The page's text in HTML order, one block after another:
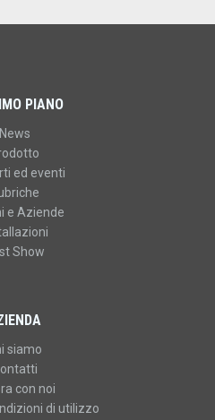
PIANO
News
ed eventi
e Aziende
Show
siamo
con noi
di utilizzo